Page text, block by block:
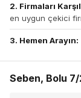
2. Firmaları
en uygun çekici
3. Hemen Arayın:
Seben, Bolu